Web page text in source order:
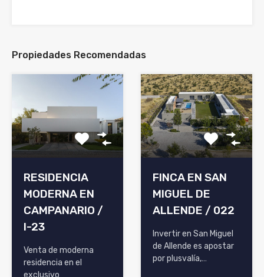
Propiedades Recomendadas
RESIDENCIA
MODERNA EN
CAMPANARIO /
I-23
Venta de moderna
residencia en el
exclusivo
FINCA EN SAN
MIGUEL DE
ALLENDE / 022
Invertir en San Miguel
de Allende es apostar
por plusvalía,…